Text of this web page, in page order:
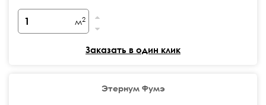
м2
Заказать в один клик
Этернум Фумэ